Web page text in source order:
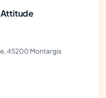
45200 Montargis